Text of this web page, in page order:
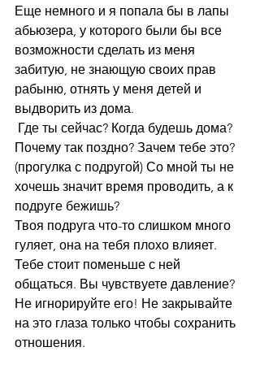
Еще немного и я попала бы в лапы
абьюзера, у которого были бы все
возможности сделать из меня
забитую, не знающую своих прав
рабыню, отнять у меня детей и
выдворить из дома.
Почему так поздно? Зачем тебе это?
(прогулка с подругой) Со мной ты не
хочешь значит время проводить, а к
подруге бежишь?
Твоя подруга что-то слишком много
гуляет, она на тебя плохо влияет.
Тебе стоит поменьше с ней
общаться. Вы чувствуете давление?
Не игнорируйте его! Не закрывайте
на это глаза только чтобы сохранить
отношения.